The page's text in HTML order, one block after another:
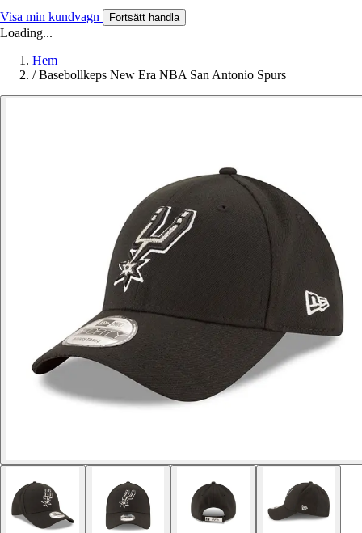
Visa min kundvagn Fortsätt handla
Loading...
Hem
/ Basebollkeps New Era NBA San Antonio Spurs